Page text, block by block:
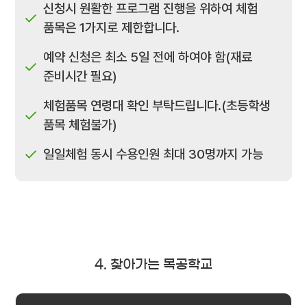
신청시 원활한 프로그램 진행을 위하여 체험
품목은 1가지로 제한합니다.
예약 신청은 최소 5일 전에 하여야 함(재료
준비시간 필요)
체험품목 연령대 확인 부탁드립니다.(초등학생
품목 체험불가)
일일체험 동시 수용인원 최대 30명까지 가능
4. 찾아가는 목공학교